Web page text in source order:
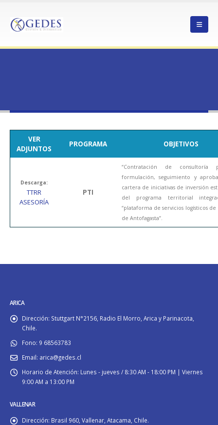
VER
ADJUNTOS
PROGRAMA OBJETIVOS
Descarga:
TTRR
ASESORÍA
PTI
“Contratación de consultoría
formulación, seguimiento y
cartera de iniciativas de inversión
del programa territorial
“plataforma de servicios logísticos de
de Antofagasta”.
ARICA
Dirección: Stuttgart N°2156, Radio El Morro, Arica y Parinacota,
Chile.
Fono: 9 68563783
Email: arica@gedes.cl
Horario de Atención: Lunes - jueves / 8:30 AM - 18:00 PM | Viernes
9:00 AM a 13:00 PM
VALLENAR
Dirección: Brasil 960, Vallenar, Atacama, Chile.